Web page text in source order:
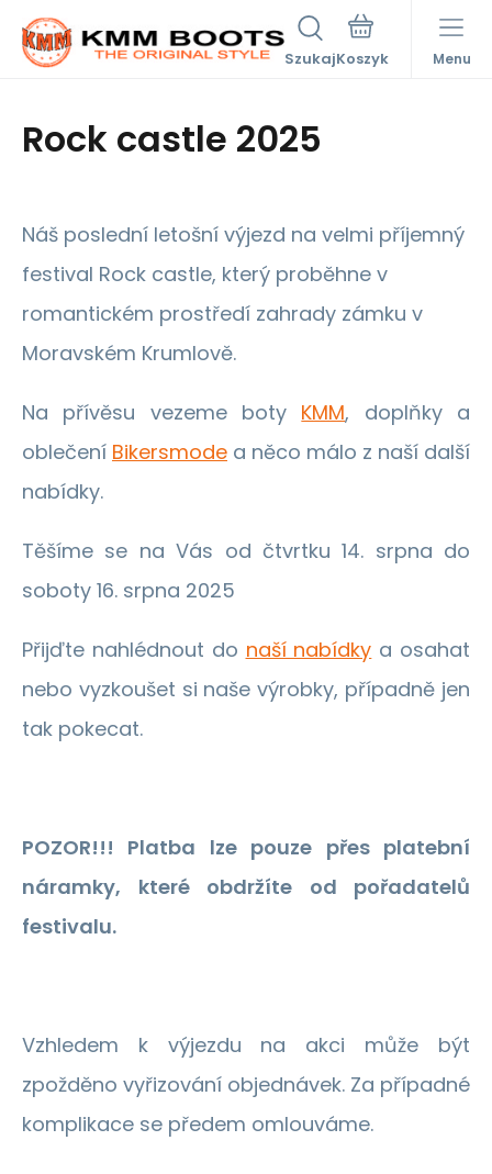
Szukaj Menu
Rock castle 2025
Náš poslední letošní výjezd na velmi příjemný
festival Rock castle, který proběhne v
romantickém prostředí zahrady zámku v
Moravském Krumlově.
Na přívěsu vezeme boty KMM, doplňky a
oblečení Bikersmode a něco málo z naší další
nabídky.
Těšíme se na Vás od čtvrtku 14. srpna do
soboty 16. srpna 2025
Přijďte nahlédnout do naší nabídky a osahat
nebo vyzkoušet si naše výrobky, případně jen
tak pokecat.
POZOR!!! Platba lze pouze přes platební
náramky, které obdržíte od pořadatelů
festivalu.
Vzhledem k výjezdu na akci může být
zpožděno vyřizování objednávek. Za případné
komplikace se předem omlouváme.